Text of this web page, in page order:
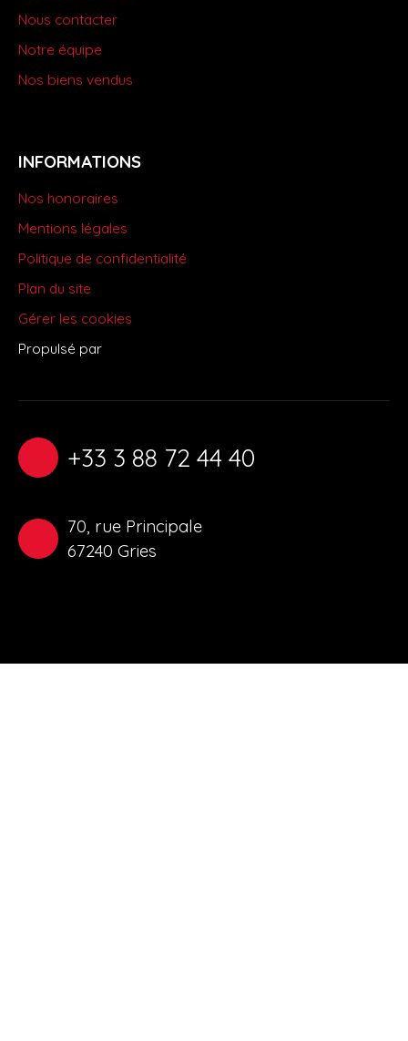
Nous contacter
Notre équipe
Nos biens vendus
INFORMATIONS
Nos honoraires
Mentions légales
Politique de confidentialité
Plan du site
Gérer les cookies
Propulsé par
+33 3 88 72 44 40
70, rue Principale
67240 Gries